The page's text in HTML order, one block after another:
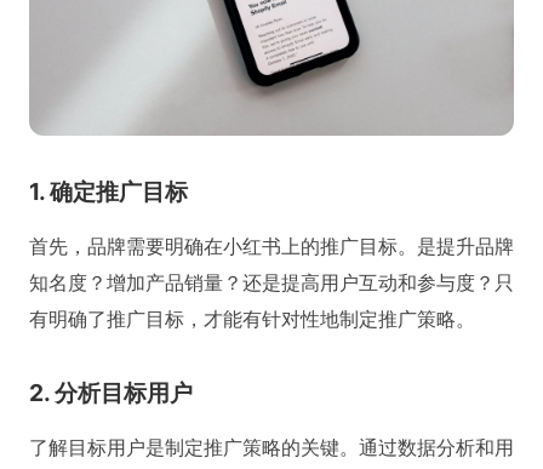
1. 确定推广目标
首先，品牌需要明确在小红书上的推广目标。是提升品牌
知名度？增加产品销量？还是提高用户互动和参与度？只
有明确了推广目标，才能有针对性地制定推广策略。
2. 分析目标用户
了解目标用户是制定推广策略的关键。通过数据分析和用